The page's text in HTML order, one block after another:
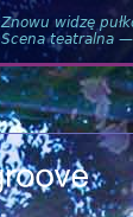
Znowu widzę
Scena teatralna